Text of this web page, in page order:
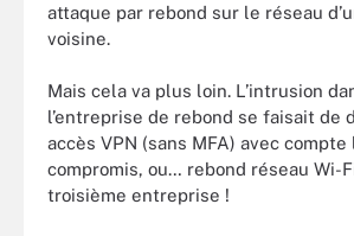
attaque par rebond sur le réseau
voisine.
Mais cela va plus loin. L’intrusion
l’entreprise de rebond se faisait de
accès VPN (sans MFA) avec
compromis, ou… rebond réseau Wi-
troisième entreprise !